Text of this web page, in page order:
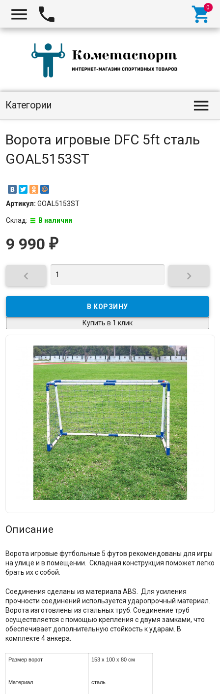
  
Категории 
Ворота игровые DFC 5ft сталь
GOAL5153ST
Артикул: GOAL5153ST
Склад: В наличии
9 990 ₽
 
Купить в 1 клик
Описание
Ворота игровые футбольные 5 футов рекомендованы для игры
на улице и в помещении. Складная конструкция поможет легко
брать их с собой.
Соединения сделаны из материала ABS. Для усиления
прочности соединений используется ударопрочный материал.
Ворота изготовлены из стальных труб. Соединение труб
осуществляется с помощью крепления с двумя замками, что
обеспечивает дополнительную стойкость к ударам. В
комплекте 4 анкера.
Размер ворот 153 x 100 x 80 см
Материал сталь